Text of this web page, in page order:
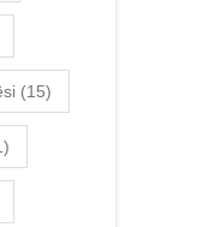
(15)